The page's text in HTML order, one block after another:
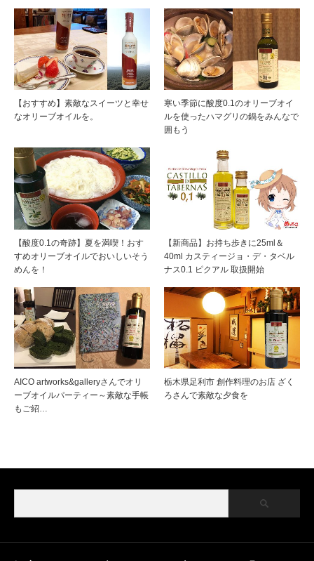
【おすすめ】素敵なスイーツと幸せ
なオリーブオイルを。
寒い季節に酸度0.1のオリーブオイ
ルを使ったハマグリの鍋をみんなで
囲もう
【酸度0.1の奇跡】夏を満喫！おす
すめオリーブオイルでおいしいそう
めんを！
【新商品】お持ち歩きに25ml＆
40ml カスティージョ・デ・タベル
ナス0.1 ピクアル 取扱開始
AICO artworks&galleryさんでオリ
ーブオイルパーティー～素敵な手帳
もご紹…
栃木県足利市 創作料理のお店 ざく
ろさんで素敵な夕食を